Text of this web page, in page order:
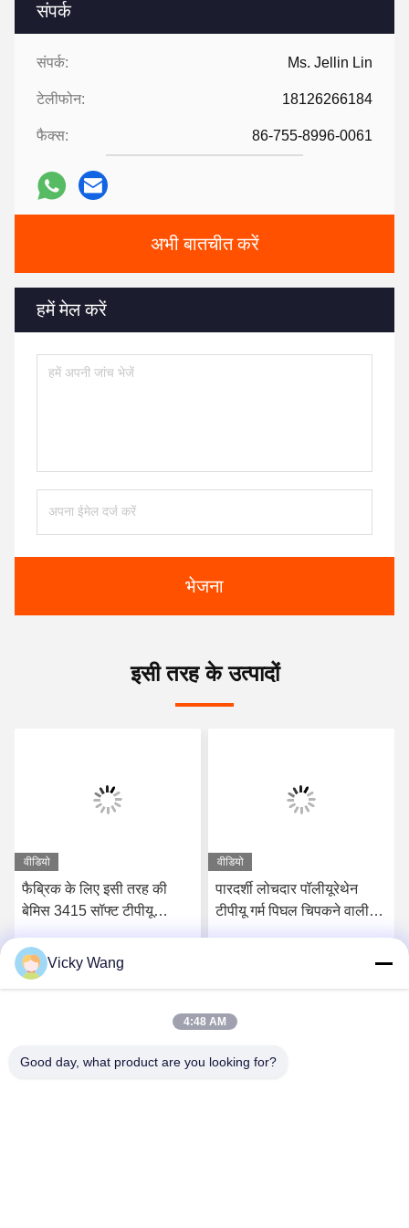
संपर्क
संपर्क: Ms. Jellin Lin
टेलीफोन: 18126266184
फैक्स: 86-755-8996-0061
अभी बातचीत करें
हमें मेल करें
भेजना
इसी तरह के उत्पादों
वीडियो
फैब्रिक के लिए इसी तरह की
बेमिस 3415 सॉफ्ट टीपीयू
वाली टीपीयू फिल्म
सर्वोत्तम मूल्य प्राप्त करें
वीडियो
पारदर्शी लोचदार पॉलीयूरेथेन
टीपीयू गर्म पिघल चिपकने वाली
Vicky Wang
4:48 AM
Good day, what product are you looking for?